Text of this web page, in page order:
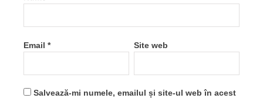
Email * Site web
Salvează-mi numele, emailul și site-ul web în acest